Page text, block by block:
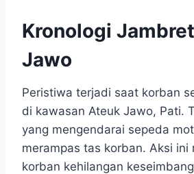
Kronologi
Jawo
Peristiwa terjadi saat korban
di kawasan Ateuk Jawo, Pati.
yang mengendarai sepeda
merampas tas korban. Aksi ini
korban kehilangan